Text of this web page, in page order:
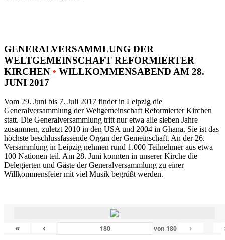
GENERALVERSAMMLUNG DER
WELTGEMEINSCHAFT REFORMIERTER
KIRCHEN • WILLKOMMENSABEND AM 28.
JUNI 2017
Vom 29. Juni bis 7. Juli 2017 findet in Leipzig die
Generalversammlung der Weltgemeinschaft Reformierter Kirchen
statt. Die Generalversammlung tritt nur etwa alle sieben Jahre
zusammen, zuletzt 2010 in den USA und 2004 in Ghana. Sie ist das
höchste beschlussfassende Organ der Gemeinschaft. An der 26.
Versammlung in Leipzig nehmen rund 1.000 Teilnehmer aus etwa
100 Nationen teil. Am 28. Juni konnten in unserer Kirche die
Delegierten und Gäste der Generalversammlung zu einer
Willkommensfeier mit viel Musik begrüßt werden.
« ‹ von 180 ›